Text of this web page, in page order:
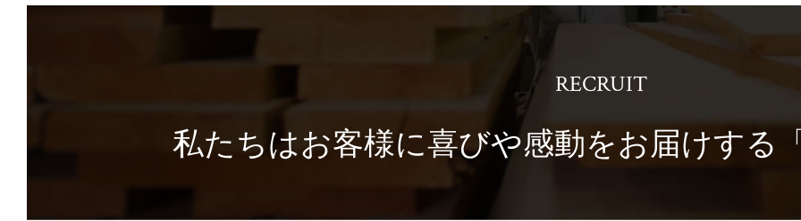
RECRUIT
私たちはお客様に喜びや感動をお届けする